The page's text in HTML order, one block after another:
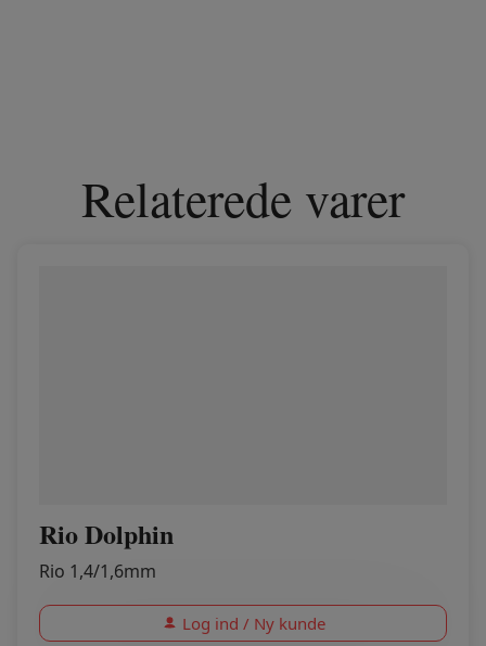
Relaterede varer
Rio Dolphin
Rio 1,4/1,6mm
Log ind / Ny kunde